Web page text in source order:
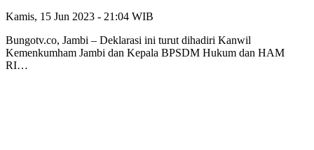
Kamis, 15 Jun 2023 - 21:04 WIB
Bungotv.co, Jambi – Deklarasi ini turut dihadiri Kanwil
Kemenkumham Jambi dan Kepala BPSDM Hukum dan HAM
RI…